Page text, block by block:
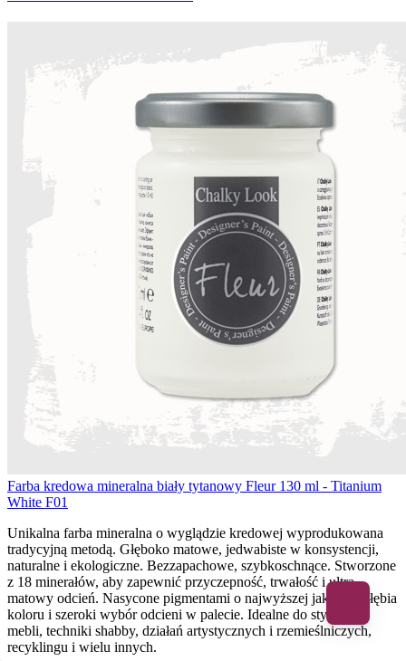
Farba kredowa mineralna biały tytanowy Fleur 130 ml - Titanium
White F01
Unikalna farba mineralna o wyglądzie kredowej wyprodukowana
tradycyjną metodą. Głęboko matowe, jedwabiste w konsystencji,
naturalne i ekologiczne. Bezzapachowe, szybkoschnące. Stworzone
z 18 minerałów, aby zapewnić przyczepność, trwałość i ultra
matowy odcień. Nasycone pigmentami o najwyższej jakości. Głębia
koloru i szeroki wybór odcieni w palecie. Idealne do stylizacji
mebli, techniki shabby, działań artystycznych i rzemieślniczych,
recyklingu i wielu innych.